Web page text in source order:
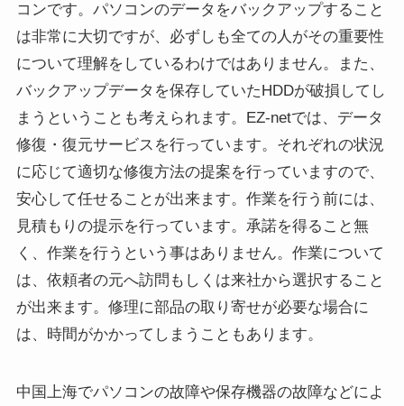
コンです。パソコンのデータをバックアップすること
は非常に大切ですが、必ずしも全ての人がその重要性
について理解をしているわけではありません。また、
バックアップデータを保存していたHDDが破損してし
まうということも考えられます。EZ-netでは、データ
修復・復元サービスを行っています。それぞれの状況
に応じて適切な修復方法の提案を行っていますので、
安心して任せることが出来ます。作業を行う前には、
見積もりの提示を行っています。承諾を得ること無
く、作業を行うという事はありません。作業について
は、依頼者の元へ訪問もしくは来社から選択すること
が出来ます。修理に部品の取り寄せが必要な場合に
は、時間がかかってしまうこともあります。
中国上海でパソコンの故障や保存機器の故障などによ